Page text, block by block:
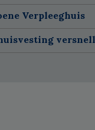
Verpleeghuis